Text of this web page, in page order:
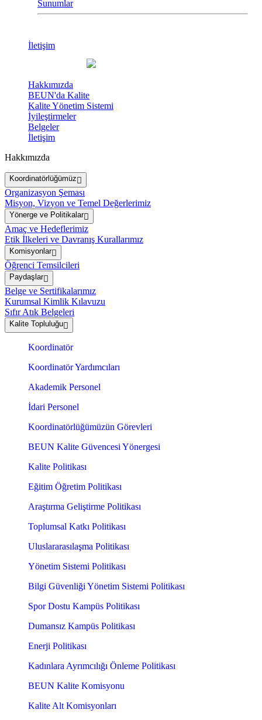
Sunumlar
İletişim
Hakkımızda
BEUN'da Kalite
Kalite Yönetim Sistemi
İyileştirmeler
Belgeler
İletişim
Hakkımızda
Koordinatörlüğümüz
Organizasyon Şeması
Misyon, Vizyon ve Temel Değerlerimiz
Yönerge ve Politikalar
Amaç ve Hedeflerimiz
Etik İlkeleri ve Davranış Kurallarımız
Komisyonlar
Öğrenci Temsilcileri
Paydaşlar
Belge ve Sertifikalarımız
Kurumsal Kimlik Kılavuzu
Sıfır Atık Belgeleri
Kalite Topluluğu
Koordinatör
Koordinatör Yardımcıları
Akademik Personel
İdari Personel
Koordinatörlüğümüzün Görevleri
BEUN Kalite Güvencesi Yönergesi
Kalite Politikası
Eğitim Öğretim Politikası
Araştırma Geliştirme Politikası
Toplumsal Katkı Politikası
Uluslararasılaşma Politikası
Yönetim Sistemi Politikası
Bilgi Güvenliği Yönetim Sistemi Politikası
Spor Dostu Kampüs Politikası
Dumansız Kampüs Politikası
Enerji Politikası
Kadınlara Ayrımcılığı Önleme Politikası
BEUN Kalite Komisyonu
Kalite Alt Komisyonları